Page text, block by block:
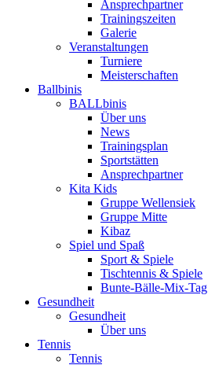
Ansprechpartner
Trainingszeiten
Galerie
Veranstaltungen
Turniere
Meisterschaften
Ballbinis
BALLbinis
Über uns
News
Trainingsplan
Sportstätten
Ansprechpartner
Kita Kids
Gruppe Wellensiek
Gruppe Mitte
Kibaz
Spiel und Spaß
Sport & Spiele
Tischtennis & Spiele
Bunte-Bälle-Mix-Tag
Gesundheit
Gesundheit
Über uns
Tennis
Tennis